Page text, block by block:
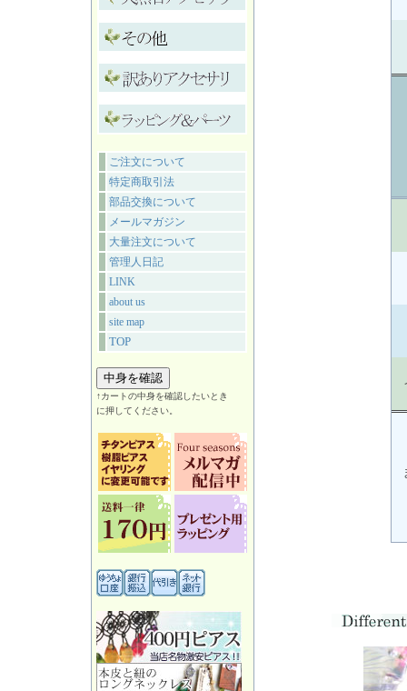
ご注文について
特定商取引法
部品交換について
メールマガジン
大量注文について
管理人日記
LINK
about us
site map
TOP
↑カートの中身を確認したいとき
に押してください。